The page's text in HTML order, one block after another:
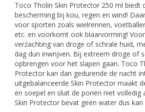
Toco Tholin Skin Protector 250 ml biedt
bescherming bij kou, regen en wind!
voor sporten zoals wielrennen,
etc. en voorkomt ook blaarvorming!
verzachting van droge of schrale huid,
dag dun inwrijven. Bij extreem droge of
opbrengen voor het slapen gaan. Toco
Protector kan dan gedurende de nacht
uitgebalanceerde Skin Protector maakt
en soepel en sluit de poriën niet volledig
Skin Protector bevat geen water dus kan